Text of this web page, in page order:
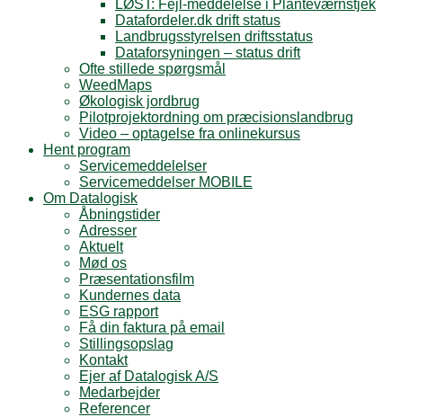
LØST: Fejl-meddelelse i Planteværnstjek
Datafordeler.dk drift status
Landbrugsstyrelsen driftsstatus
Dataforsyningen – status drift
Ofte stillede spørgsmål
WeedMaps
Økologisk jordbrug
Pilotprojektordning om præcisionslandbrug
Video – optagelse fra onlinekursus
Hent program
Servicemeddelelser
Servicemeddelser MOBILE
Om Datalogisk
Åbningstider
Adresser
Aktuelt
Mød os
Præsentationsfilm
Kundernes data
ESG rapport
Få din faktura på email
Stillingsopslag
Kontakt
Ejer af Datalogisk A/S
Medarbejder
Referencer